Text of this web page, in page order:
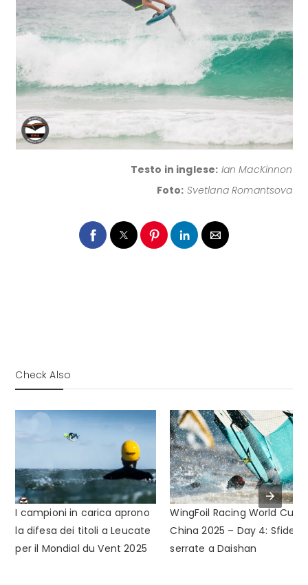
Testo in inglese: Ian MacKinnon
Foto: Svetlana Romantsova
Check Also
I campioni in carica aprono
la difesa dei titoli a Leucate
per il Mondial du Vent 2025
WingFoil Racing World Cup
China 2025 – Day 4: Sfide
serrate a Daishan